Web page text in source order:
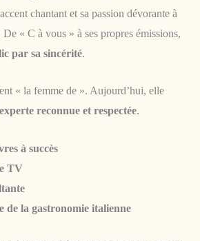
chantant et sa passion dévorante à
« C à vous » à ses propres émissions,
par sa sincérité.
« la femme de ». Aujourd’hui, elle
experte reconnue et respectée.
à succès
TV
de la gastronomie italienne